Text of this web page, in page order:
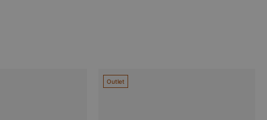
Outlet